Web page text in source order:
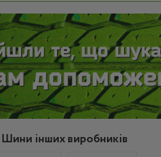
Шини інших виробників